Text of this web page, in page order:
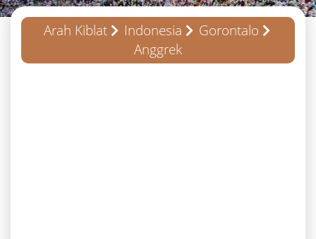
Arah Kiblat Indonesia
Gorontalo
Anggrek